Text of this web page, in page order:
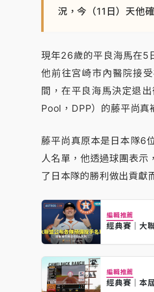
況，今（11日）天他
現年26歲的平良海馬在5
他前往宮崎市內醫院接
間，在平良海馬決定退
Pool，DPP）的藤平尚真
藤平尚真原本是日本隊6
人名單，他透過球團表示
了日本隊的勝利做出貢獻
編輯推薦
經典賽｜大
編輯推薦
經典賽｜本